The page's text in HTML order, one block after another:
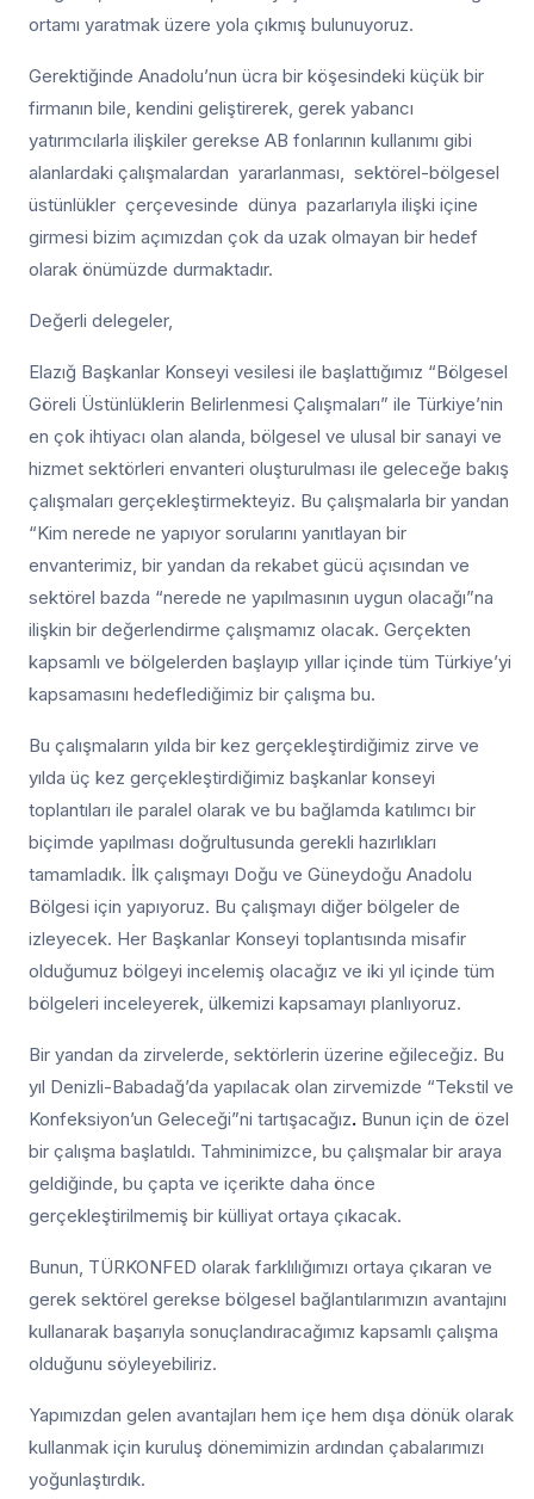
ortamı yaratmak üzere yola çıkmış bulunuyoruz.
Gerektiğinde Anadolu’nun ücra bir köşesindeki küçük bir
firmanın bile, kendini geliştirerek, gerek yabancı
yatırımcılarla ilişkiler gerekse AB fonlarının kullanımı gibi
alanlardaki çalışmalardan yararlanması, sektörel-bölgesel
üstünlükler çerçevesinde dünya pazarlarıyla ilişki içine
girmesi bizim açımızdan çok da uzak olmayan bir hedef
olarak önümüzde durmaktadır.
Değerli delegeler,
Elazığ Başkanlar Konseyi vesilesi ile başlattığımız “Bölgesel
Göreli Üstünlüklerin Belirlenmesi Çalışmaları” ile Türkiye’nin
en çok ihtiyacı olan alanda, bölgesel ve ulusal bir sanayi ve
hizmet sektörleri envanteri oluşturulması ile geleceğe bakış
çalışmaları gerçekleştirmekteyiz. Bu çalışmalarla bir yandan
“Kim nerede ne yapıyor sorularını yanıtlayan bir
envanterimiz, bir yandan da rekabet gücü açısından ve
sektörel bazda “nerede ne yapılmasının uygun olacağı”na
ilişkin bir değerlendirme çalışmamız olacak. Gerçekten
kapsamlı ve bölgelerden başlayıp yıllar içinde tüm Türkiye’yi
kapsamasını hedeflediğimiz bir çalışma bu.
Bu çalışmaların yılda bir kez gerçekleştirdiğimiz zirve ve
yılda üç kez gerçekleştirdiğimiz başkanlar konseyi
toplantıları ile paralel olarak ve bu bağlamda katılımcı bir
biçimde yapılması doğrultusunda gerekli hazırlıkları
tamamladık. İlk çalışmayı Doğu ve Güneydoğu Anadolu
Bölgesi için yapıyoruz. Bu çalışmayı diğer bölgeler de
izleyecek. Her Başkanlar Konseyi toplantısında misafir
olduğumuz bölgeyi incelemiş olacağız ve iki yıl içinde tüm
bölgeleri inceleyerek, ülkemizi kapsamayı planlıyoruz.
Bir yandan da zirvelerde, sektörlerin üzerine eğileceğiz. Bu
yıl Denizli-Babadağ’da yapılacak olan zirvemizde “Tekstil ve
Konfeksiyon’un Geleceği”ni tartışacağız. Bunun için de özel
bir çalışma başlatıldı. Tahminimizce, bu çalışmalar bir araya
geldiğinde, bu çapta ve içerikte daha önce
gerçekleştirilmemiş bir külliyat ortaya çıkacak.
Bunun, TÜRKONFED olarak farklılığımızı ortaya çıkaran ve
gerek sektörel gerekse bölgesel bağlantılarımızın avantajını
kullanarak başarıyla sonuçlandıracağımız kapsamlı çalışma
olduğunu söyleyebiliriz.
Yapımızdan gelen avantajları hem içe hem dışa dönük olarak
kullanmak için kuruluş dönemimizin ardından çabalarımızı
yoğunlaştırdık.